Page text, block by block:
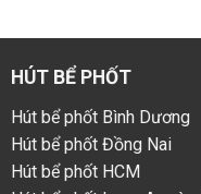
HÚT BỂ PHỐT
Hút bể phốt Bình Dương
Hút bể phốt Đồng Nai
Hút bể phốt HCM